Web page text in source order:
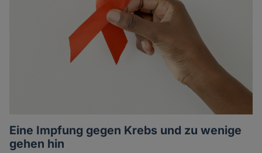
Eine Impfung gegen Krebs und zu wenige
gehen hin